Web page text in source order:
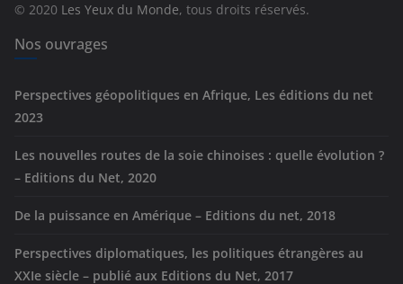
e
s
© 2020 Les Yeux du Monde, tous droits réservés.
Nos ouvrages
Perspectives géopolitiques en Afrique, Les éditions du net
2023
Les nouvelles routes de la soie chinoises : quelle évolution ?
– Editions du Net, 2020
De la puissance en Amérique – Editions du net, 2018
Perspectives diplomatiques, les politiques étrangères au
XXIe siècle – publié aux Editions du Net, 2017